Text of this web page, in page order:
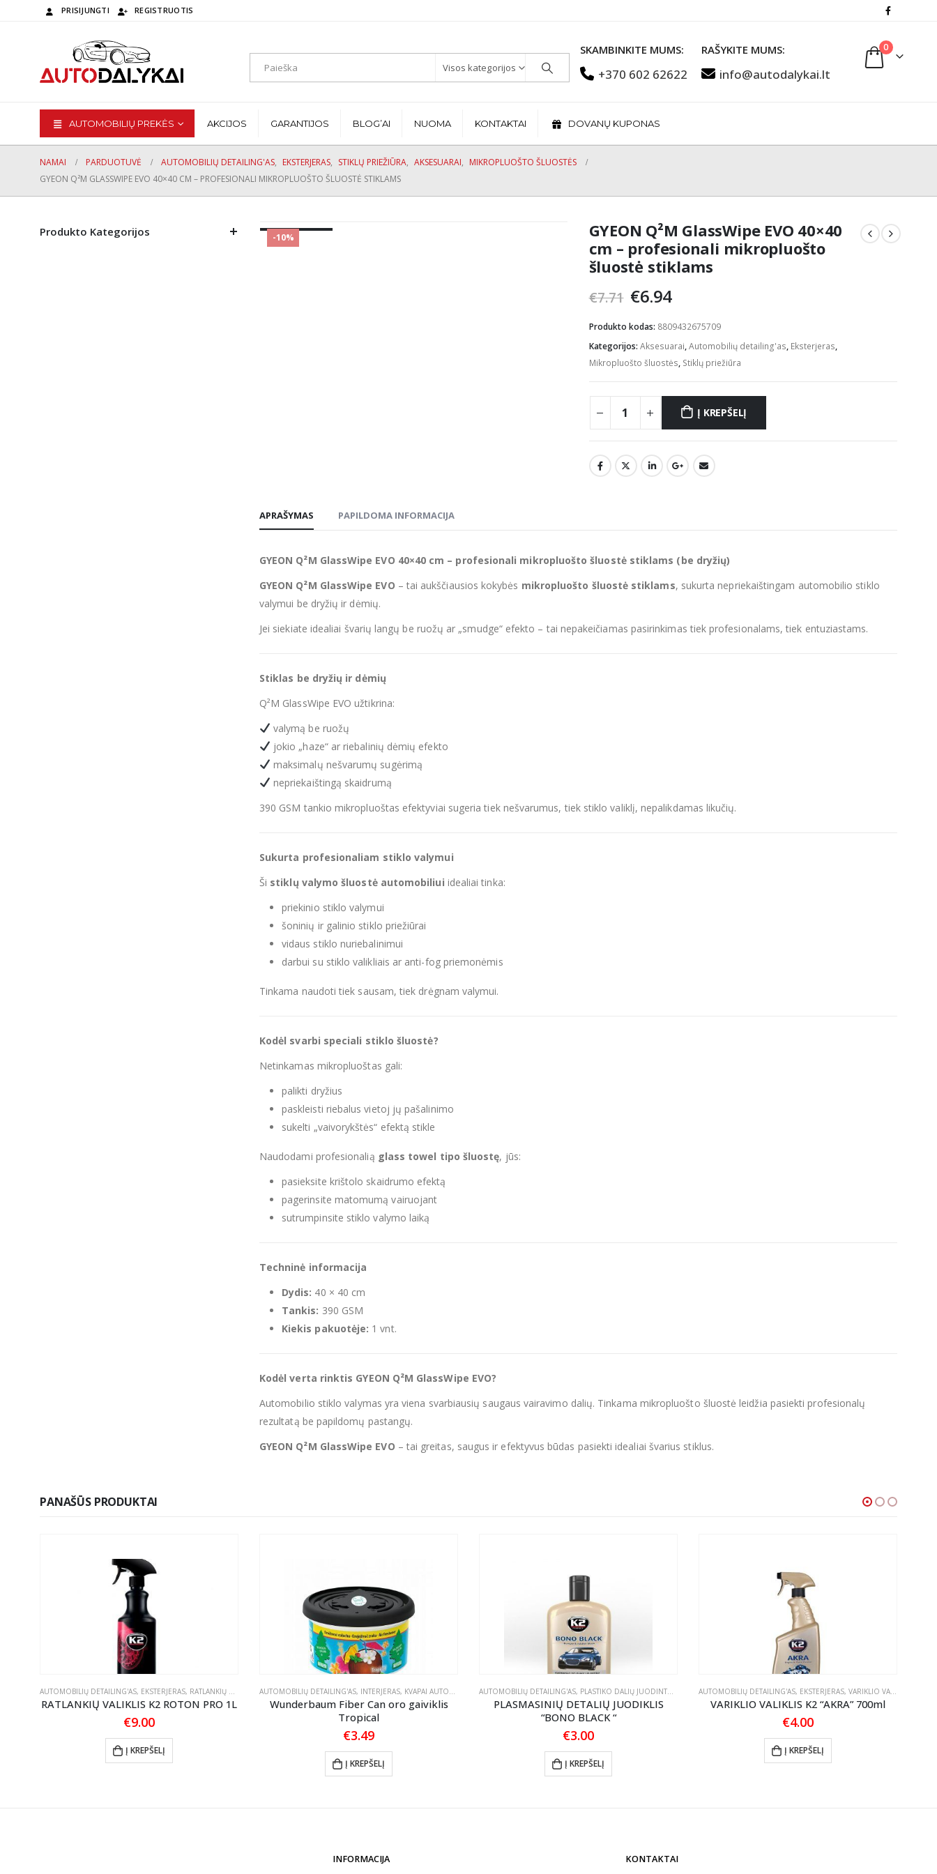
PRISIJUNGTI REGISTRUOTIS
Visos kategorijos
SKAMBINKITE MUMS:
+370 602 62622
RAŠYKITE MUMS:
info@autodalykai.lt
0
AUTOMOBILIŲ PREKĖS AKCIJOS GARANTIJOS BLOG’AI NUOMA KONTAKTAI DOVANŲ KUPONAS
NAMAI PARDUOTUVĖ AUTOMOBILIŲ DETAILING'AS, EKSTERJERAS, STIKLŲ PRIEŽIŪRA, AKSESUARAI, MIKROPLUOŠTO ŠLUOSTĖS
GYEON Q²M GLASSWIPE EVO 40×40 CM – PROFESIONALI MIKROPLUOŠTO ŠLUOSTĖ STIKLAMS
-10%
GYEON Q²M GlassWipe EVO 40×40
cm – profesionali mikropluošto
šluostė stiklams
€7.71 Original
was:
€7.71.
€6.94Current
is:
€6.94.
Produkto kodas: 8809432675709
Kategorijos: Aksesuarai,Automobilių detailing'as, Eksterjeras,
Mikropluošto šluostės, Stiklų priežiūra
Į KREPŠELĮ
APRAŠYMAS PAPILDOMA INFORMACIJA
GYEON Q²M GlassWipe EVO 40×40 cm – profesionali mikropluošto šluostė stiklams (be dryžių)
GYEON Q²M GlassWipe EVO – tai aukščiausios kokybės mikropluošto šluostė stiklams, sukurta nepriekaištingam automobilio stiklo
valymui be dryžių ir dėmių.
Jei siekiate idealiai švarių langų be ruožų ar „smudge“ efekto – tai nepakeičiamas pasirinkimas tiek profesionalams, tiek entuziastams.
Stiklas be dryžių ir dėmių
Q²M GlassWipe EVO užtikrina:
valymą be ruožų
jokio „haze“ ar riebalinių dėmių efekto
maksimalų nešvarumų sugėrimą
nepriekaištingą skaidrumą
390 GSM tankio mikropluoštas efektyviai sugeria tiek nešvarumus, tiek stiklo valiklį, nepalikdamas likučių.
Sukurta profesionaliam stiklo valymui
Ši stiklų valymo šluostė automobiliui idealiai tinka:
priekinio stiklo valymui
šoninių ir galinio stiklo priežiūrai
vidaus stiklo nuriebalinimui
darbui su stiklo valikliais ar anti-fog priemonėmis
Tinkama naudoti tiek sausam, tiek drėgnam valymui.
Kodėl svarbi speciali stiklo šluostė?
Netinkamas mikropluoštas gali:
palikti dryžius
paskleisti riebalus vietoj jų pašalinimo
sukelti „vaivorykštės“ efektą stikle
Naudodami profesionalią glass towel tipo šluostę, jūs:
pasieksite krištolo skaidrumo efektą
pagerinsite matomumą vairuojant
sutrumpinsite stiklo valymo laiką
Techninė informacija
Dydis: 40 × 40 cm
Tankis: 390 GSM
Kiekis pakuotėje: 1 vnt.
Kodėl verta rinktis GYEON Q²M GlassWipe EVO?
Automobilio stiklo valymas yra viena svarbiausių saugaus vairavimo dalių. Tinkama mikropluošto šluostė leidžia pasiekti profesionalų
rezultatą be papildomų pastangų.
GYEON Q²M GlassWipe EVO – tai greitas, saugus ir efektyvus būdas pasiekti idealiai švarius stiklus.
Produkto Kategorijos
PANAŠŪS PRODUKTAI
AUTOMOBILIŲ DETAILING'AS, EKSTERJERAS, RATLANKIŲ PRIEŽIŪRA
RATLANKIŲ VALIKLIS K2 ROTON PRO 1L
€9.00
Į KREPŠELĮ
AUTOMOBILIŲ DETAILING'AS, INTERJERAS, KVAPAI AUTOMOBILIUI
Wunderbaum Fiber Can oro gaiviklis
Tropical
€3.49
Į KREPŠELĮ
AUTOMOBILIŲ DETAILING'AS, PLASTIKO DALIŲ JUODINTOJAI/ATNAUJINTOJAI
PLASMASINIŲ DETALIŲ JUODIKLIS
“BONO BLACK “
€3.00
Į KREPŠELĮ
AUTOMOBILIŲ DETAILING'AS, EKSTERJERAS, VARIKLIO VALIKLIAI
VARIKLIO VALIKLIS K2 “AKRA” 700ml
€4.00
Į KREPŠELĮ
INFORMACIJA KONTAKTAI